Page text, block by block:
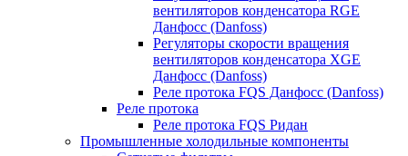
вентиляторов конденсатора RGE
Данфосс (Danfoss)
Регуляторы скорости вращения
вентиляторов конденсатора XGE
Данфосс (Danfoss)
Реле протока FQS Данфосс (Danfoss)
Реле протока
Реле протока FQS Ридан
Промышленные холодильные компоненты